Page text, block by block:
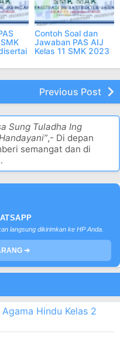
Contoh Soal dan
Jawaban PAS AIJ
Kelas 11 SMK 2023
Previous Post
Sung Tuladha Ing
,- Di depan
semangat dan di
langsung dikirimkan ke HP Anda.
➔
Hindu Kelas 2